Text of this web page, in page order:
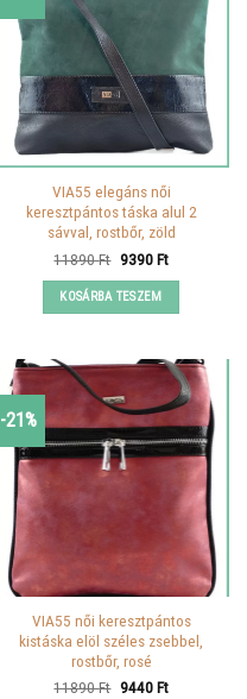
VIA55 elegáns női
keresztpántos táska alul 2
sávval, rostbőr, zöld
11890Ft Original
was:
11890 Ft.
9390FtCurrent
KOSÁRBA TESZEM
-21%
VIA55 női keresztpántos
kistáska elöl széles zsebbel,
rostbőr, rosé
11890Ft Original
9440FtCurrent